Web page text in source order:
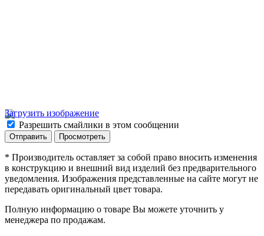
Загрузить изображение
Разрешить смайлики в этом сообщении
* Производитель оставляет за собой право вносить изменения
в конструкцию и внешний вид изделий без предварительного
уведомления. Изображения представленные на сайте могут не
передавать оригинальный цвет товара.
Полную информацию о товаре Вы можете уточнить у
менеджера по продажам.